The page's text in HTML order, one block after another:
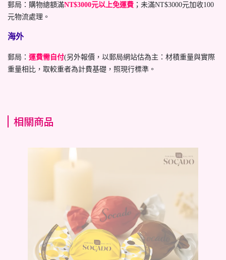
郵局：購物總額滿NT$3000元以上免運費 ；未滿NT$3000元加收100
元物流處理。
海外
郵局： 運費需自付(另外報價，以郵局網站估為主：材積重量與實際
重量相比，取較重者為計費基礎，照現行標準。
相關商品